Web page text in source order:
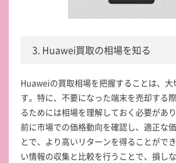
3. Huawei買取の相場を知る
Huaweiの買取相場を把握することは、大
す。特に、不要になった端末を売却する
るためには相場を理解しておく必要があ
前に市場での価格動向を確認し、適正な
とで、より高いリターンを得ることがで
い情報の収集と比較を行うことで、損し